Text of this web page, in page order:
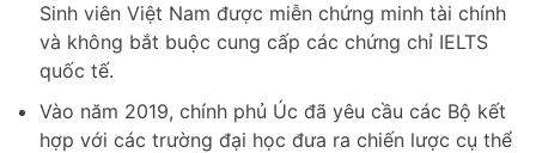
Sinh viên Việt Nam được miễn chứng minh tài chính
và không bắt buộc cung cấp các chứng chỉ IELTS
quốc tế.
Vào năm 2019, chính phủ Úc đã yêu cầu các Bộ kết
hợp với các trường đại học đưa ra chiến lược cụ thể